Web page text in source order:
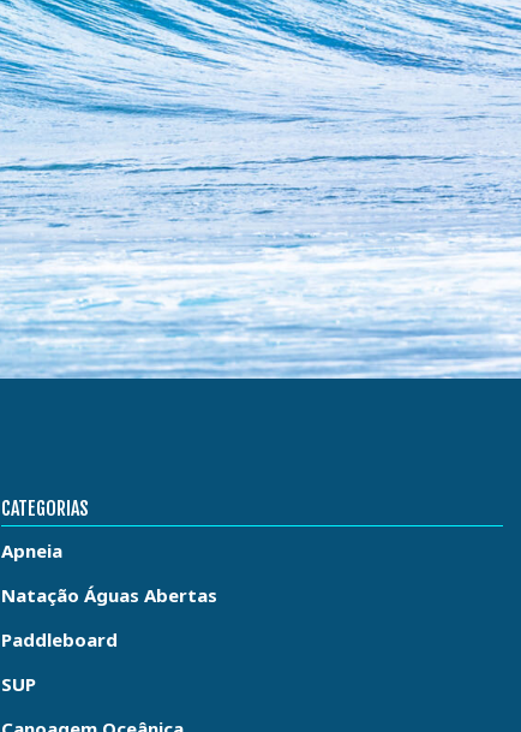
CATEGORIAS
Apneia
Natação Águas Abertas
Paddleboard
SUP